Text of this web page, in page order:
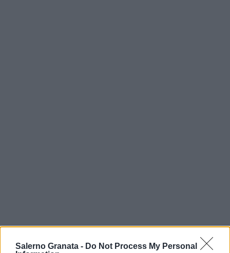
Salerno Granata - Do Not Process My Personal